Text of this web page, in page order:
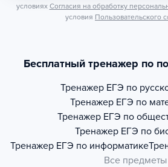
условиях Согласия на обработку
условия Пользовательского
Бесплатный тренажер по
Тренажер ЕГЭ по
Тренажер ЕГЭ по
Тренажер ЕГЭ по
Тренажер ЕГЭ по
Тренажер ЕГЭ по информатике
Все предметы